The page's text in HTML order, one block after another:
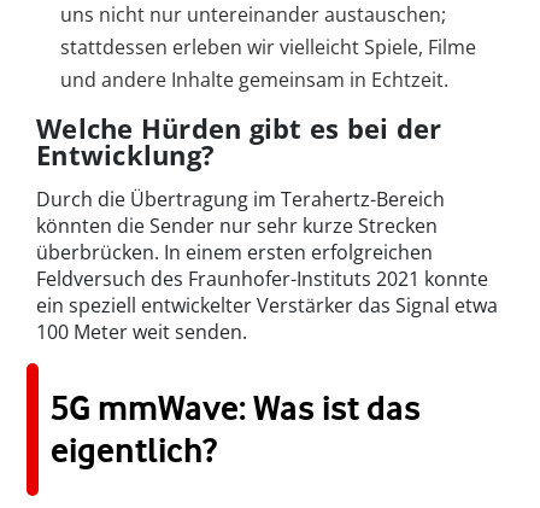
uns nicht nur untereinander austauschen;
stattdessen erleben wir vielleicht Spiele, Filme
und andere Inhalte gemeinsam in Echtzeit.
Welche Hürden gibt es bei der
Entwicklung?
Durch die Übertragung im Terahertz-Bereich
könnten die Sender nur sehr kurze Strecken
überbrücken. In einem ersten erfolgreichen
Feldversuch des Fraunhofer-Instituts 2021 konnte
ein speziell entwickelter Verstärker das Signal etwa
100 Meter weit senden.
5G mmWave: Was ist das
eigentlich?